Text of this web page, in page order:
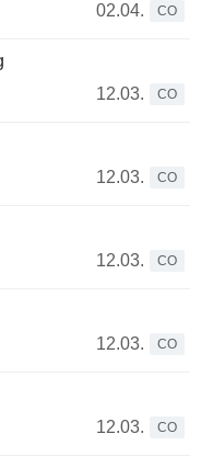
02.04.
CO
12.03.
CO
12.03.
CO
12.03.
CO
12.03.
CO
12.03.
CO